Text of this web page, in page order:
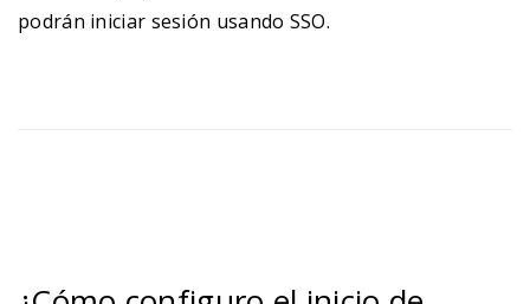
podrán iniciar sesión usando SSO.